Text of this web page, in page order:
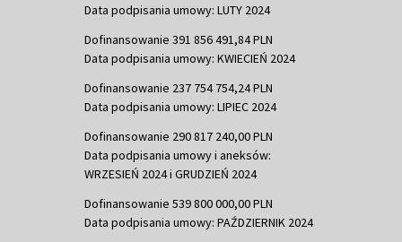
Data podpisania umowy: LUTY 2024
Dofinansowanie 391 856 491,84 PLN
Data podpisania umowy: KWIECIEŃ 2024
Dofinansowanie 237 754 754,24 PLN
Data podpisania umowy: LIPIEC 2024
Dofinansowanie 290 817 240,00 PLN
Data podpisania umowy i aneksów:
WRZESIEŃ 2024 i GRUDZIEŃ 2024
Dofinansowanie 539 800 000,00 PLN
Data podpisania umowy: PAŹDZIERNIK 2024